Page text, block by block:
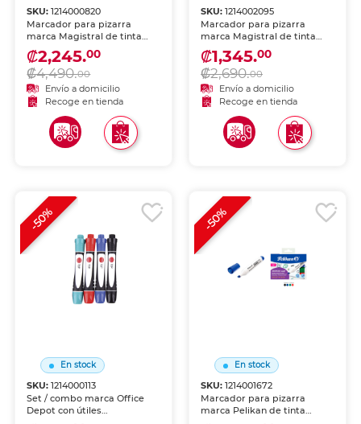
SKU:1214000820
Marcador para pizarra
marca Magistral de tinta
borrable en seco. Trazo
nítido y colores vibrantes
para presentaciones, aulas y
oficinas. Se borra fácilmente
sin dejar residuos.
₡2,245.00
₡4,490.00
Envío a domicilio
Recoge en tienda
SKU: 1214002095
Marcador para pizarra
marca Magistral de tinta
borrable en seco. Trazo
nítido y colores vibrantes
para presentaciones, aulas y
oficinas. Se borra fácilmente
sin dejar residuos.
₡1,345.00
₡2,690.00
Envío a domicilio
Recoge en tienda
En stock
SKU:1214000113
Set / combo marca Office
Depot con útiles
-50%
En stock
SKU: 1214001672
Marcador para pizarra
marca Pelikan de tinta
-50%